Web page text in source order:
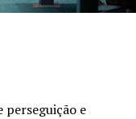
os carros
em 1976, a
desde o
de R$ 13,7
e